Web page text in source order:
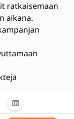
ratkaisemaan
aikana.